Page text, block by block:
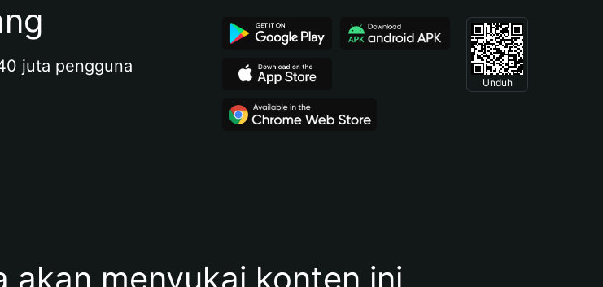
juta pengguna
Unduh
akan menyukai konten ini